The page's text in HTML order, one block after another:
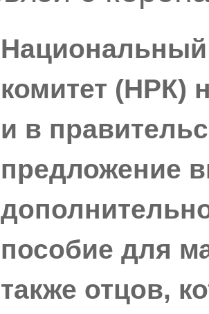
комитет (НРК)
и в
предложение
пособие для
также отцов,